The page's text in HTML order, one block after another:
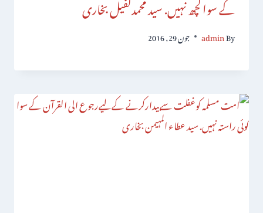
کے سواکچھ نہیں. سید محمدکفیل بخاری
By
admin جون 29, 2016